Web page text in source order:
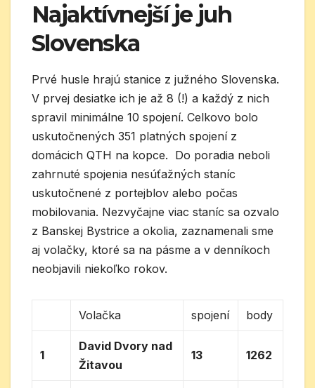
Najaktívnejší je juh
Slovenska
Prvé husle hrajú stanice z južného Slovenska.
V prvej desiatke ich je až 8 (!) a každý z nich
spravil minimálne 10 spojení. Celkovo bolo
uskutočnených 351 platných spojení z
domácich QTH na kopce. Do poradia neboli
zahrnuté spojenia nesúťažných staníc
uskutočnené z portejblov alebo počas
mobilovania. Nezvyčajne viac staníc sa ozvalo
z Banskej Bystrice a okolia, zaznamenali sme
aj volačky, ktoré sa na pásme a v denníkoch
neobjavili niekoľko rokov.
Volačka spojení body
1
David Dvory nad
Žitavou
13 1262